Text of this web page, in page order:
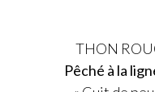
THON
Pêché à la